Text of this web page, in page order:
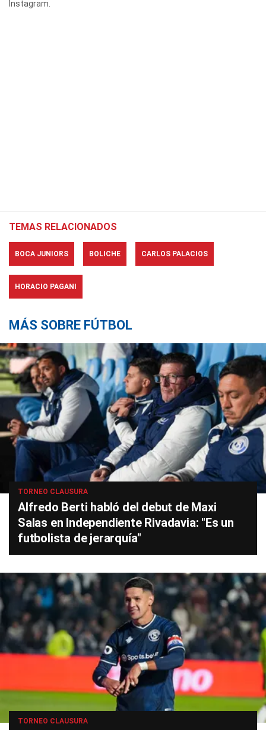
Instagram.
TEMAS RELACIONADOS
BOCA JUNIORS BOLICHE CARLOS PALACIOS
HORACIO PAGANI
MÁS SOBRE FÚTBOL
TORNEO CLAUSURA
Alfredo Berti habló del debut de Maxi
Salas en Independiente Rivadavia: "Es un
futbolista de jerarquía"
TORNEO CLAUSURA